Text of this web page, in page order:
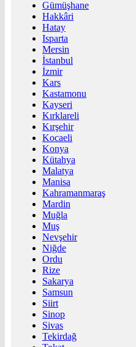
Gümüşhane
Hakkâri
Hatay
Isparta
Mersin
İstanbul
İzmir
Kars
Kastamonu
Kayseri
Kırklareli
Kırşehir
Kocaeli
Konya
Kütahya
Malatya
Manisa
Kahramanmaraş
Mardin
Muğla
Muş
Nevşehir
Niğde
Ordu
Rize
Sakarya
Samsun
Siirt
Sinop
Sivas
Tekirdağ